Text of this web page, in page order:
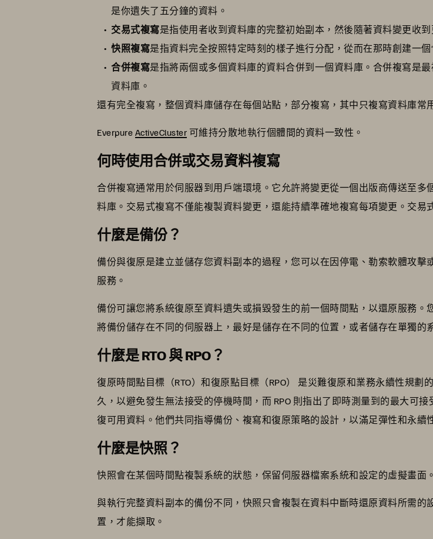
是你遺失了五分鐘的資料。
交易式複寫是指使用者收到資料庫的完整初始副本，然後隨著資料變更收到
快照複寫是指資料完全按照特定時刻的樣子進行分配，從而在那時創建一個
合併複寫是指將兩個或多個資料庫的資料合併到一個資料庫。合併複寫是
資料庫。
還有完全複寫，整個資料庫儲存在每個站點，部分複寫，其中只複寫資料庫常
Everpure ActiveCluster 可維持分散地執行個體間的資料一致性。
何時使用合併或交易資料複寫
合併複寫通常用於伺服器到用戶端環境。它允許將變更從一個出版商傳送至
料庫。交易式複寫不僅能複製資料變更，還能持續準確地複寫每項變更。交易
什麼是備份？
備份與復原是建立並儲存您資料副本的過程，您可以在因停電、勒索軟體攻
服務。
備份可讓您將系統復原至資料遺失或損毀發生的前一個時間點，以還原服務
將備份儲存在不同的伺服器上，最好是儲存在不同的位置，或者儲存在單獨的
什麼是 RTO 與 RPO？
復原時間點目標（RTO）和復原點目標（RPO） 是災難復原和業務永續性規
久，以避免發生無法接受的停機時間，而 RPO 則指出了即時測量到的最大可
復可用資料。他們共同指導備份、複寫和復原策略的設計，以滿足彈性和永續
什麼是快照？
快照會在某個時間點複製系統的狀態，保留伺服器檔案系統和設定的虛擬畫面。
與執行完整資料副本的備份不同，快照只會複製在資料中斷時還原資料所需
置，才能擷取。